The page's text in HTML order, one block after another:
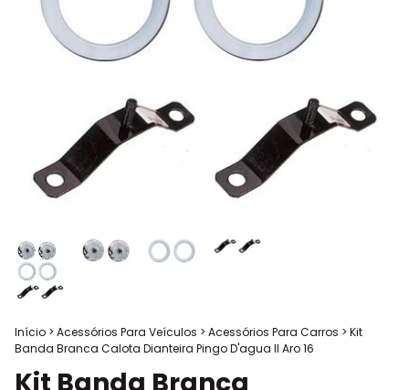
Início > Acessórios Para Veículos > Acessórios Para Carros > Kit
Banda Branca Calota Dianteira Pingo D'agua Il Aro 16